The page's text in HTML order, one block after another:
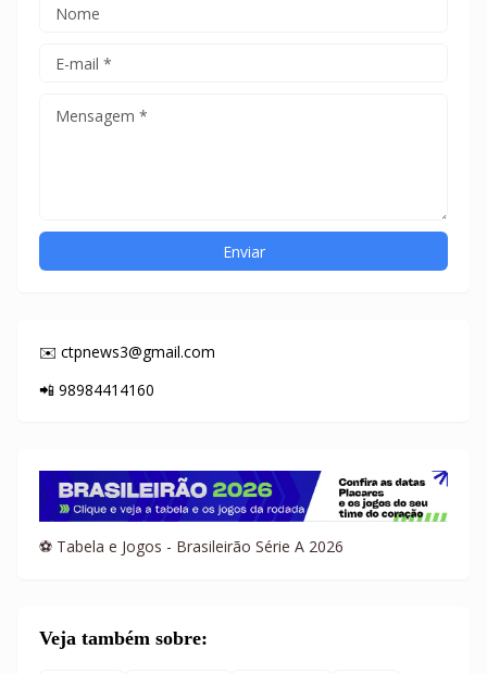
✉️ ctpnews3@gmail.com
📲 98984414160
⚽ Tabela e Jogos - Brasileirão Série A 2026
Veja também sobre: